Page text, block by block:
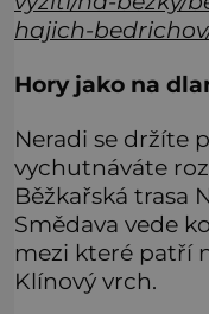
hajich-
Hory jako na
Neradi se držíte
vychutnáváte
Běžkařská trasa
Smědava vede
mezi které patří
Klínový vrch.